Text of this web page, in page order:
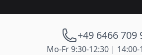
+49 6466 709
Mo-Fr 9:30-12:30 |